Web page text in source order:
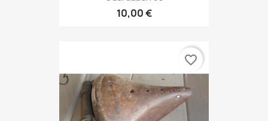
10,00 €
favorite_border